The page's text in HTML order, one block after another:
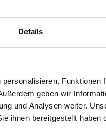
Details
Funktionen
geben wir
und Analysen weiter.
ihnen bereitgestellt